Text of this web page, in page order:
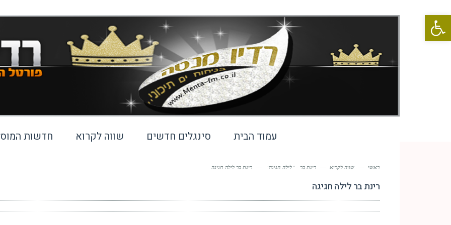
פתח סרגל נגישות
עמוד הבית סינגלים חדשים שווה לקרוא חדשות
ראשי — שווה לקרוא — רינת בר - "לילה חגיגה" — רינת בר לילה חגיגה
רינת בר לילה חגיגה